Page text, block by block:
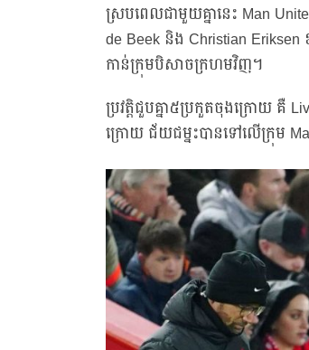
ស្របពេលជាមួយគ្នានេះ Man
de Beek និង Christian
កាន់ក្រុមបិសាចក្រហមវិញ។
ប្រវត្តិជួបគ្នា៥ប្រកួតចុងក្រោយ គឺ
ក្រោយ ជ័យជម្នះបានទៅលើក្រុម